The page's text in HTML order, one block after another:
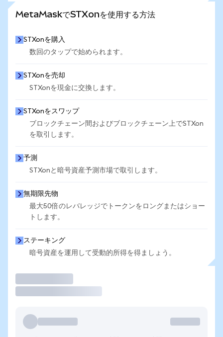
MetaMaskでSTXonを使用する方法
STXonを購入
数回のタップで始められます。
STXonを売却
STXonを現金に交換します。
STXonをスワップ
ブロックチェーン間およびブロックチェーン上でSTXon
を取引します。
予測
STXonと暗号資産予測市場で取引します。
無期限先物
最大50倍のレバレッジでトークンをロングまたはショー
トします。
ステーキング
暗号資産を運用して受動的所得を得ましょう。